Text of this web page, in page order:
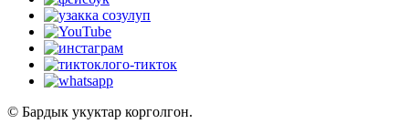
© Бардык укуктар корголгон.